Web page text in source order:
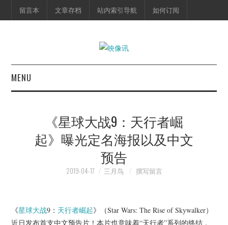
留言本 文章存档 站内索引导航 如何订阅
MENU
映像快讯
脱口秀
《星球大战9：天行者崛
起》曝光定名海报以及中文
预告
2019-04-17 三月鸟 撰写留言
《星球大战9： 天行者崛起》（Star Wars: The Rise of Skywalker）
近日发布首支中文预告片！本片也意味着“天行者”系列的终结，